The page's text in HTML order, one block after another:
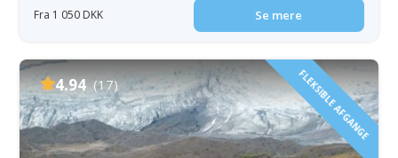
Fra 1 050 DKK Se mere
4.94 (17) FLEKSIBLE AFGANGE